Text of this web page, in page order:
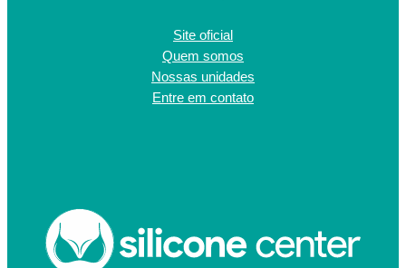
Site oficial
Quem somos
Nossas unidades
Entre em contato